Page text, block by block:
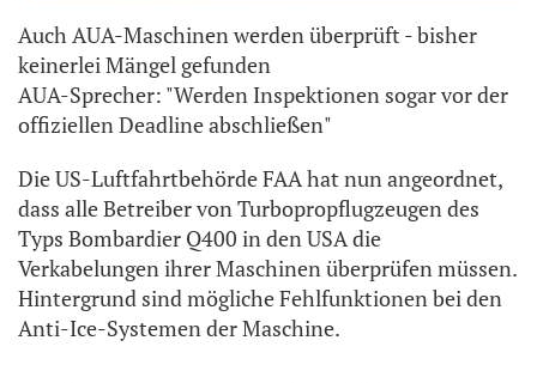
Auch AUA-Maschinen werden überprüft - bisher
keinerlei Mängel gefunden
AUA-Sprecher: "Werden Inspektionen sogar vor der
offiziellen Deadline abschließen"
Die US-Luftfahrtbehörde FAA hat nun angeordnet,
dass alle Betreiber von Turbopropflugzeugen des
Typs Bombardier Q400 in den USA die
Verkabelungen ihrer Maschinen überprüfen müssen.
Hintergrund sind mögliche Fehlfunktionen bei den
Anti-Ice-Systemen der Maschine.